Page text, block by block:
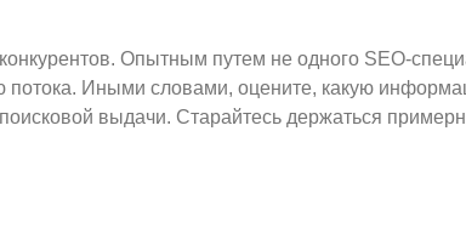
Опытным путем не одного SEO-
потока. Иными словами, оцените, какую
выдачи. Старайтесь держаться